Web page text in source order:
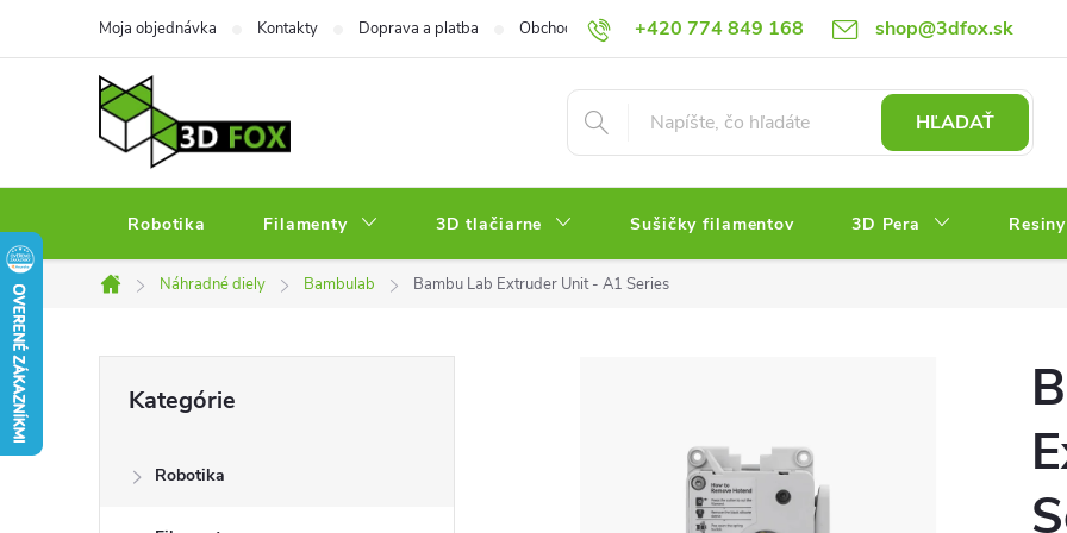
+420 774 849 168 shop@3dfox.sk
Moja objednávka Kontakty Doprava a platba Obchodné podmienky Podmienky ochrany osobných údajov
HĽADAŤ
Robotika Filamenty 3D tlačiarne Sušičky filamentov 3D Pera Resiny
Domov
Náhradné diely Bambulab Bambu Lab Extruder Unit - A1 Series
kategórie
Kategórie
Robotika